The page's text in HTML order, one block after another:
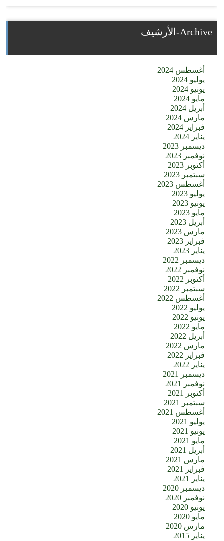
Archive-الأرشيف
أغسطس 2024
يوليو 2024
يونيو 2024
مايو 2024
أبريل 2024
مارس 2024
فبراير 2024
يناير 2024
ديسمبر 2023
نوفمبر 2023
أكتوبر 2023
سبتمبر 2023
أغسطس 2023
يوليو 2023
يونيو 2023
مايو 2023
أبريل 2023
مارس 2023
فبراير 2023
يناير 2023
ديسمبر 2022
نوفمبر 2022
أكتوبر 2022
سبتمبر 2022
أغسطس 2022
يوليو 2022
يونيو 2022
مايو 2022
أبريل 2022
مارس 2022
فبراير 2022
يناير 2022
ديسمبر 2021
نوفمبر 2021
أكتوبر 2021
سبتمبر 2021
أغسطس 2021
يوليو 2021
يونيو 2021
مايو 2021
أبريل 2021
مارس 2021
فبراير 2021
يناير 2021
ديسمبر 2020
نوفمبر 2020
يونيو 2020
مايو 2020
مارس 2020
يناير 2015